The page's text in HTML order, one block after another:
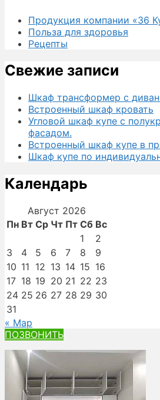
Продукция компании «36
Польза для здоровья
Рецепты
Свежие записи
Шкаф трансформер с
Встроенный шкаф кровать
Угловой шкаф купе с
фасадом.
Встроенный шкаф купе в
Шкаф купе по
Календарь
Август 2026
Пн Вт Ср Чт Пт Сб Вс
1
2
3
4 5 6 7 8
9
10 11 12 13 14 15 16
17 18 19 20 21 22 23
24 25 26 27 28 29 30
31
« Мар
ПОЗВОНИТЬ